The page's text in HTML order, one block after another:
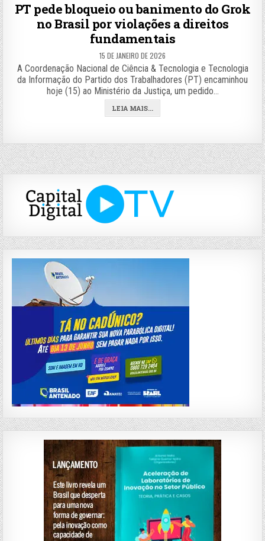
PT pede bloqueio ou banimento do Grok
no Brasil por violações a direitos
fundamentais
15 DE JANEIRO DE 2026
A Coordenação Nacional de Ciência & Tecnologia e Tecnologia
da Informação do Partido dos Trabalhadores (PT) encaminhou
hoje (15) ao Ministério da Justiça, um pedido…
LEIA MAIS...